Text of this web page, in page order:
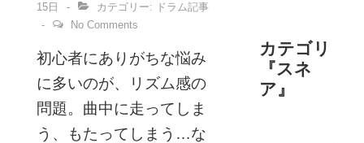
15日
カテゴリー: ドラム記事
No Comments
初心者にありがちな悩み
に多いのが、リズム感の
問題。曲中に走ってしま
う、もたってしまう…な
カテゴリ
『スネ
ア』